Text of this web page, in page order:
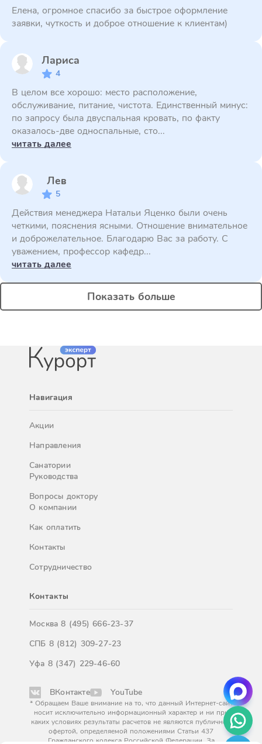
Елена, огромное спасибо за быстрое оформление
заявки, чуткость и доброе отношение к клиентам)
Лариса
4
В целом все хорошо: место расположение,
обслуживание, питание, чистота. Единственный минус:
по запросу была двуспальная кровать, по факту
оказалось-две односпальные, сто...
читать далее
Лев
5
Действия менеджера Натальи Яценко были очень
четкими, пояснения ясными. Отношение внимательное
и доброжелательное. Благодарю Вас за работу. С
уважением, профессор кафедр...
читать далее
Показать больше
Навигация
Акции
Направления
Санатории
Руководства
Вопросы доктору
О компании
Как оплатить
Контакты
Сотрудничество
Контакты
Москва8 (495) 666-23-37
СПБ 8 (812) 309-27-23
Уфа 8 (347) 229-46-60
ВКонтакте YouTube
* Обращаем Ваше внимание на то, что данный Интернет-сайт
носит исключительно информационный характер и ни при
каких условиях результаты расчетов не являются публичной
офертой, определяемой положениями Статьи 437
Гражданского кодекса Российской Федерации. За